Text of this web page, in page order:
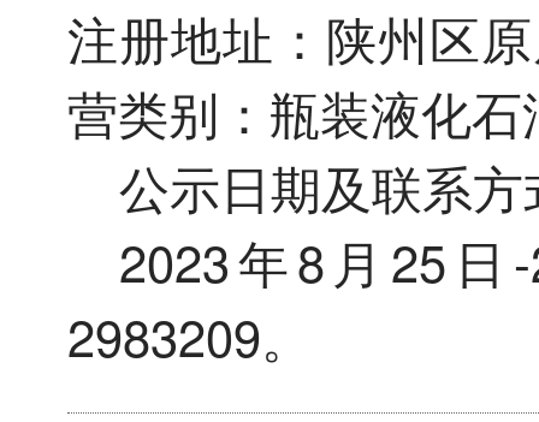
注册地址：陕州区
营类别：瓶装液化
公示日期及联系
2023年8月25日
2983209。